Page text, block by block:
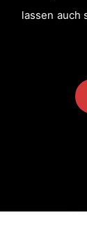
lassen auch